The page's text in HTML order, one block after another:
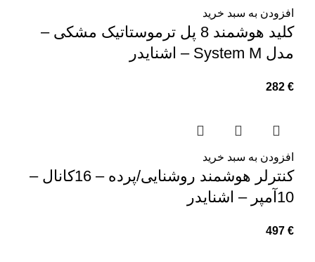
افزودن به سبد خرید
کلید هوشمند 8 پل ترموستاتیک مشکی –
مدل System M – اشنایدر
282 €
افزودن به سبد خرید
کنترلر هوشمند روشنایی/پرده – 16کانال –
10آمپر – اشنایدر
497 €